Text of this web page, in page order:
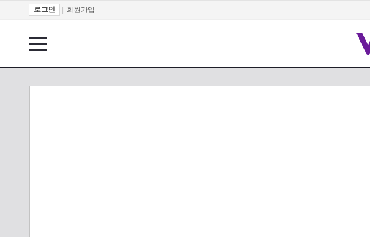
로그인 회원가입